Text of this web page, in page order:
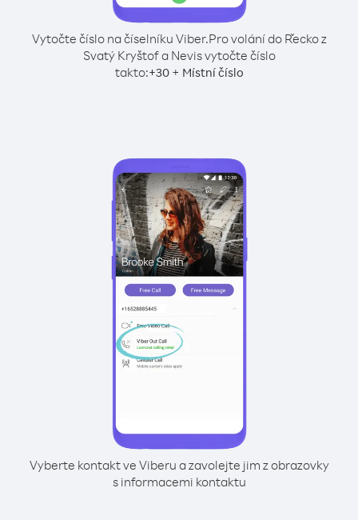
Vytočte číslo na číselníku Viber.Pro volání do Řecko z
Svatý Kryštof a Nevis vytočte číslo
takto:+30+ Místní číslo
Vyberte kontakt ve Viberu a zavolejte jim z obrazovky
s informacemi kontaktu